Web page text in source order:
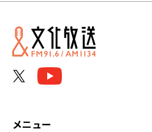
メニュー